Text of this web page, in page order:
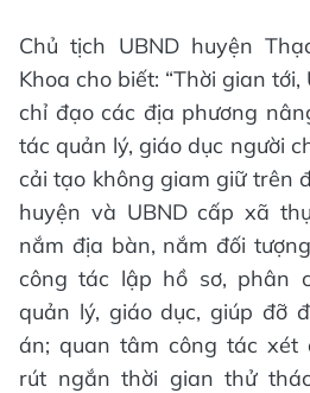
Chủ tịch UBND huyện
Khoa cho biết: “Thời gian
chỉ đạo các địa phương
tác quản lý, giáo dục người
cải tạo không giam giữ trên
huyện và UBND cấp xã
nắm địa bàn, nắm đối
công tác lập hồ sơ, phân
quản lý, giáo dục, giúp đỡ
án; quan tâm công tác xét
rút ngắn thời gian thử